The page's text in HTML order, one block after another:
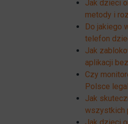
Jak dzieci
metody i
Do jakiego
telefon
Jak
aplikacji
Czy
Polsce
Jak
wszystkich